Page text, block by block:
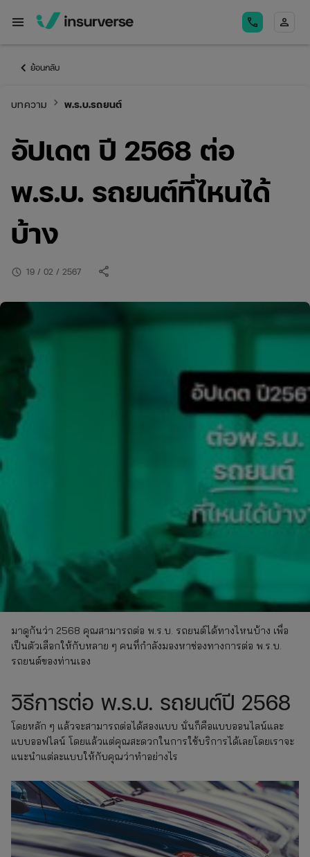
menu call person
keyboard_arrow_left ย้อนกลับ
บทความ keyboard_arrow_right พ.ร.บ.รถยนต์
อัปเดต ปี 2568 ต่อ
พ.ร.บ. รถยนต์ที่ไหนได้
บ้าง
schedule 19 / 02 / 2567 share
มาดูกันว่า 2568 คุณสามารถต่อ พ.ร.บ. รถยนต์ได้ทางไหนบ้าง เพื่อ
เป็นตัวเลือกให้กับหลาย ๆ คนที่กำลังมองหาช่องทางการต่อ พ.ร.บ.
รถยนต์ของท่านเอง
วิธีการต่อ พ.ร.บ. รถยนต์ปี 2568
โดยหลัก ๆ แล้วจะสามารถต่อได้สองแบบ นั่นก็คือแบบออนไลน์และ
แบบออฟไลน์ โดยแล้วแต่คุณสะดวกในการใช้บริการได้เลยโดยเราจะ
แนะนำแต่ละแบบให้กับคุณว่าทำอย่างไร